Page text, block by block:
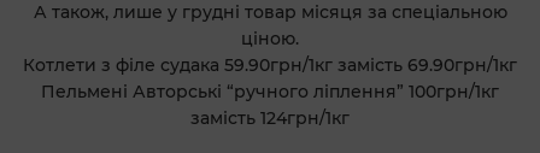
А також, лише у грудні товар місяця за спеціальною
ціною.
Котлети з філе судака 59.90грн/1кг замість 69.90грн/1кг
Пельмені Авторські “ручного ліплення” 100грн/1кг
замість 124грн/1кг